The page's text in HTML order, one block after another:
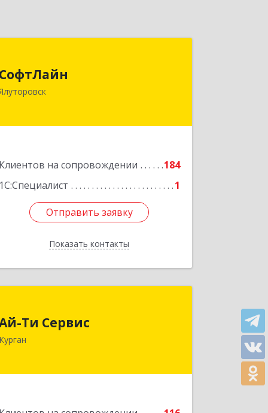
СофтЛайн
Клиентов на сопровождении
184
1С:Специалист
1
Отправить заявку
Показать контакты
627010, Тюменская обл, Ялуторовский
р-н, Ялуторовск г, Ленина ул, дом №
Отправить заявку
Назад
Ти Сервис
Курган
640032, Курганская обл, г.о. Город
Курган, Курган г, Бажова ул, дом № 49,